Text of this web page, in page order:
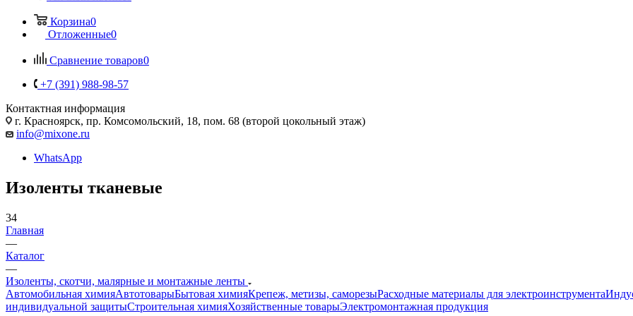
Корзина0
Отложенные0
Сравнение товаров0
+7 (391) 988-98-57
Контактная информация
г. Красноярск, пр. Комсомольский, 18, пом. 68 (второй цокольный этаж)
info@mixone.ru
WhatsApp
Изоленты тканевые
34
Главная
—
Каталог
—
Изоленты, скотчи, малярные и монтажные ленты
Автомобильная химияАвтотоварыБытовая химияКрепеж, метизы, саморезыРасходные материалы для электроинструмента
индивидуальной защитыСтроительная химияХозяйственные товарыЭлектромонтажная продукция